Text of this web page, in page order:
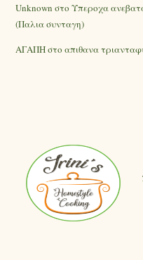
Unknown στοΥπεροχα
(Παλια συνταγη)
ΑΓΑΠΗστοαπιθανα